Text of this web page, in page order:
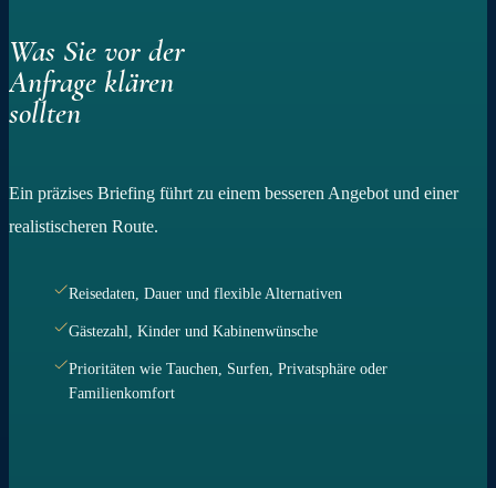
Was Sie vor der
Anfrage klären
sollten
Ein präzises Briefing führt zu einem besseren Angebot und einer
realistischeren Route.
Reisedaten, Dauer und flexible Alternativen
Gästezahl, Kinder und Kabinenwünsche
Prioritäten wie Tauchen, Surfen, Privatsphäre oder
Familienkomfort